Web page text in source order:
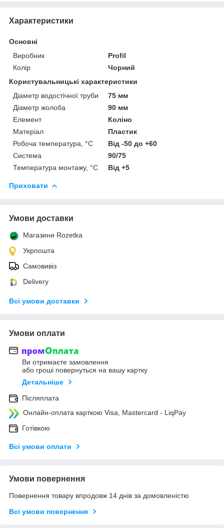
Характеристики
Основні
Виробник
Profil
Колір
Чорний
Користувальницькі характеристики
Діаметр водостічної труби
75 мм
Діаметр жолоба
90 мм
Елемент
Коліно
Матеріал
Пластик
Робоча температура, °C
Від -50 до +60
Система
90/75
Температура монтажу, °C
Від +5
Приховати
Умови доставки
Магазини Rozetka
Укрпошта
Самовивіз
Delivery
Всі умови доставки
Умови оплати
Ви отримаєте замовлення
або гроші повернуться на вашу картку
Детальніше
Післяплата
Онлайн-оплата карткою Visa, Mastercard - LiqPay
Готівкою
Всі умови оплати
Умови повернення
Повернення товару впродовж 14 днів за домовленістю
Всі умови повернення